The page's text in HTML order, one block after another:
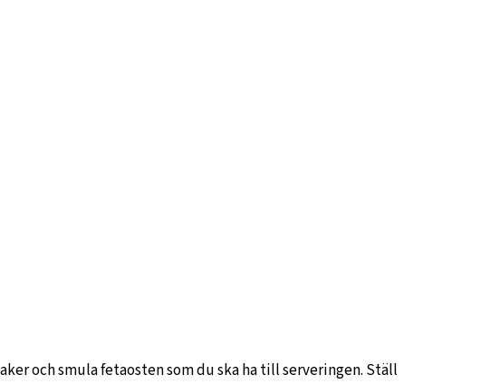
och smula fetaosten som du ska ha till serveringen. Ställ